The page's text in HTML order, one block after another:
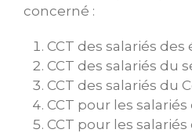
concerné :
CCT des salariés
CCT des salariés du
CCT des salariés du
CCT pour les
CCT pour les